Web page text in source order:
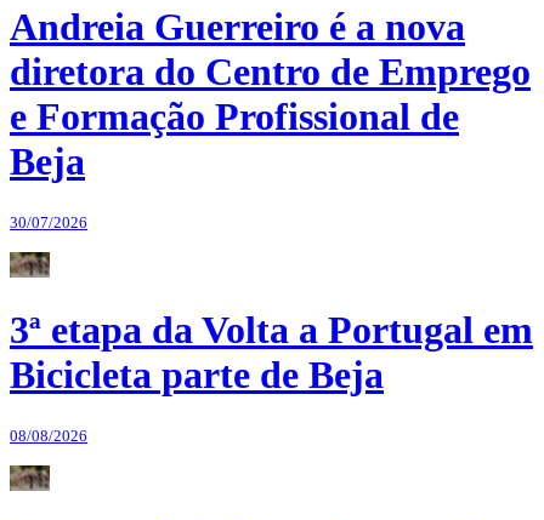
Andreia Guerreiro é a nova
diretora do Centro de Emprego
e Formação Profissional de
Beja
30/07/2026
3ª etapa da Volta a Portugal em
Bicicleta parte de Beja
08/08/2026